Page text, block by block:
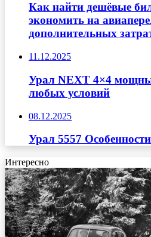
Как найти дешёвые
экономить на
дополнительных
11.12.2025
Урал NEXT 4×4
любых условий
08.12.2025
Урал 5557
Интересно